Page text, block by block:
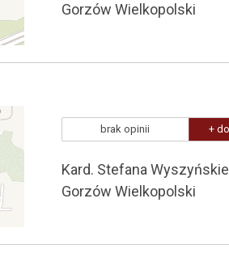
Gorzów Wielkopolski
brak opinii +
Kard. Stefana
Gorzów Wielkopolski